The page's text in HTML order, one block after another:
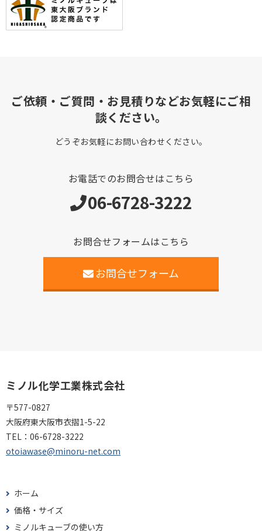
ご依頼・ご質問・お見積りなどお気軽にご相
談ください。
どうぞお気軽にお問い合わせください。
お電話でのお問合せはこちら
06-6728-3222
お問合せフォームはこちら
お問合せフォーム
ミノル化学工業株式会社
〒577-0827
大阪府東大阪市衣摺1-5-22
TEL： 06-6728-3222
otoiawase@minoru-net.com
ホーム
価格・サイズ
ミノルキューブの使い方